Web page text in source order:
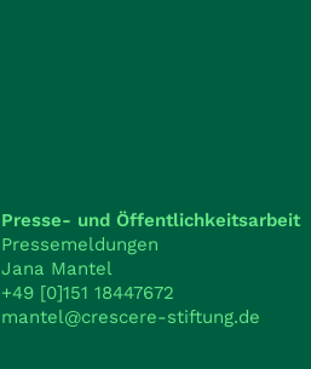
Presse- und Öffentlichkeitsarbeit
Pressemeldungen
Jana Mantel
+49 [0]151 18447672
mantel@crescere-stiftung.de